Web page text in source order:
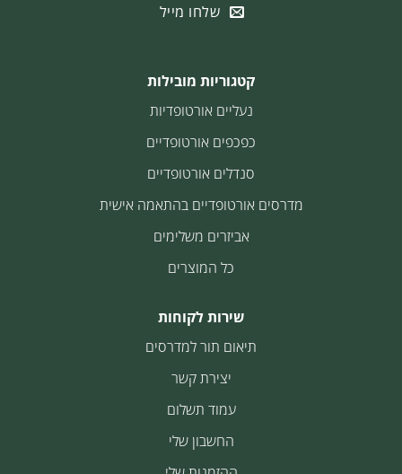
שלחו מייל
קטגוריות מובילות
נעליים אורטופדיות
כפכפים אורטופדיים
סנדלים אורטופדיים
מדרסים אורטופדיים בהתאמה אישית
אביזרים משלימים
כל המוצרים
שירות לקוחות
תיאום תור למדרסים
יצירת קשר
עמוד תשלום
החשבון שלי